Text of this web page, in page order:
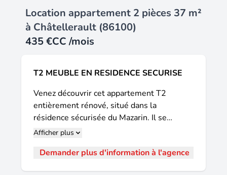
Location appartement 2 pièces 37 m²
à Châtellerault (86100)
435 €CC /mois
T2 MEUBLE EN RESIDENCE SECURISE
Venez découvrir cet appartement T2
entièrement rénové, situé dans la
résidence sécurisée du Mazarin. Il se
compose d'une entrée, d'une cuisine
réfrigérateur, four micro-ondes, lave linge),
Afficher plus
Demander plus d'information à l'agence